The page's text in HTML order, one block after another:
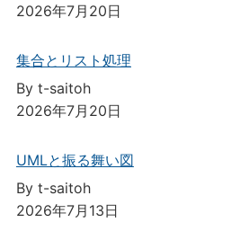
2026年7月20日
集合とリスト処理
By t-saitoh
2026年7月20日
UMLと振る舞い図
By t-saitoh
2026年7月13日